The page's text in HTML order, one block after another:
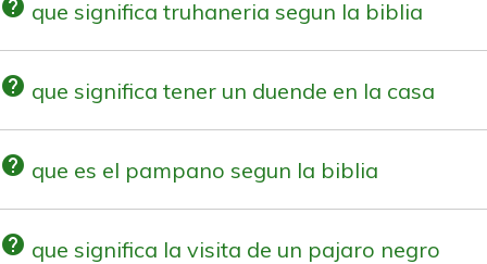
help que significa truhaneria segun la biblia
help que significa tener un duende en la casa
help que es el pampano segun la biblia
help que significa la visita de un pajaro negro